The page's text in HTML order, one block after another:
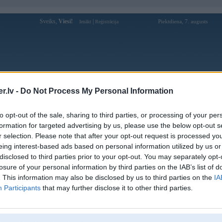
- Do Not Process My Personal Information
opt-out of the sale, sharing to third parties, or processing of your
for targeted advertising by us, please use the below opt-out
selection. Please note that after your opt-out request is processed
interest-based ads based on personal information utilized by us
to third parties prior to your opt-out. You may separately
of your personal information by third parties on the IAB’s list of
This information may also be disclosed by us to third parties on the
Participants that may further disclose it to other third parties.
Sveiks, Viesi! Ienākt Reģistrācija Piektdiena, 7. augusts
Forums Galerijas Reģistrācija Lietotāji
Lietotāja Diizeliic profils
Pēdējo reizi manīts: 30. Apr 2012, 22:24
Lietotājvārds:
Diizeliic
Braucu ar:
ar lielu,jaudigu olimpisko dizeli
Nodarbošanās:
IT sfēra
Intereses:
Auto
[Pēdējie ziņojumi forumā]